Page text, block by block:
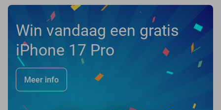
Win vandaag een gratis
iPhone 17 Pro
Meer info